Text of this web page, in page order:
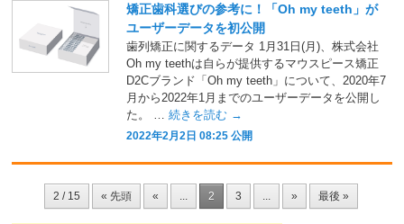
矯正歯科選びの参考に！「Oh my teeth」が
ユーザーデータを初公開
歯列矯正に関するデータ 1月31日(月)、株式会社
Oh my teethは自らが提供するマウスピース矯正
D2Cブランド「Oh my teeth」について、2020年7
月から2022年1月までのユーザーデータを公開し
た。 … 続きを読む →
2022年2月2日 08:25 公開
2 / 15 « 先頭 « ... 2 3 ... » 最後 »